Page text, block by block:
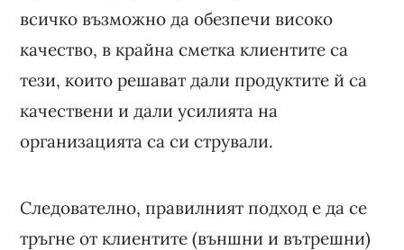
всичко възможно да обезпечи високо
качество, в крайна сметка клиентите са
тези, които решават дали продуктите й са
качествени и дали усилията на
организацията са си стрували.
Следователно, правилният подход е да се
тръгне от клиентите (външни и вътрешни)